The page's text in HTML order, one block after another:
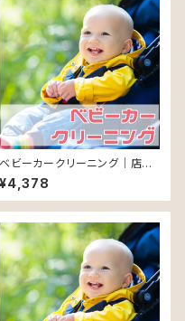
ベビーカークリーニング｜店頭
持込
¥4,378